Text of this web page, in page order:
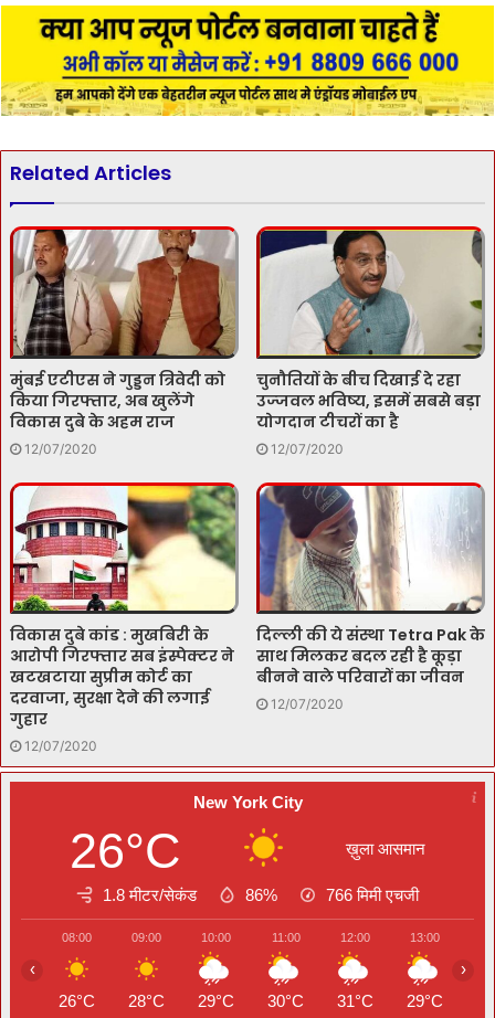
Related Articles
मुंबई एटीएस ने गुड्डन त्रिवेदी को
किया गिरफ्तार, अब खुलेंगे
विकास दुबे के अहम राज
12/07/2020
चुनौतियों के बीच दिखाई दे रहा
उज्‍जवल भविष्‍य, इसमें सबसे बड़ा
योगदान टीचरों का है
12/07/2020
विकास दुबे कांड : मुखबिरी के
आरोपी गिरफ्तार सब इंस्पेक्टर ने
खटखटाया सुप्रीम कोर्ट का
दरवाजा, सुरक्षा देने की लगाई
गुहार
12/07/2020
दिल्ली की ये संस्था Tetra Pak के
साथ मिलकर बदल रही है कूड़ा
बीनने वाले परिवारों का जीवन
12/07/2020
New York City
26°C ख़ुला आसमान
1.8 मीटर/सेकंड 86% 766मिमी एचजी
08:00
26°C
09:00
28°C
10:00
29°C
11:00
30°C
12:00
31°C
13:00
29°C
‹ ›